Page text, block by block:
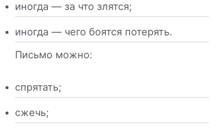
иногда — за что злятся;
иногда — чего боятся потерять.
Письмо можно:
спрятать;
сжечь;